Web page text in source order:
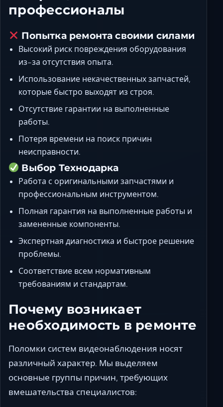
профессионалы
Попытка ремонта своими силами
Высокий риск повреждения оборудования
из-за отсутствия опыта.
Использование некачественных запчастей,
которые быстро выходят из строя.
Отсутствие гарантии на выполненные
работы.
Потеря времени на поиск причин
неисправности.
Выбор Технодарка
Работа с оригинальными запчастями и
профессиональным инструментом.
Полная гарантия на выполненные работы и
замененные компоненты.
Экспертная диагностика и быстрое решение
проблемы.
Соответствие всем нормативным
требованиям и стандартам.
Почему возникает
необходимость в ремонте
Поломки систем видеонаблюдения носят
различный характер. Мы выделяем
основные группы причин, требующих
вмешательства специалистов: